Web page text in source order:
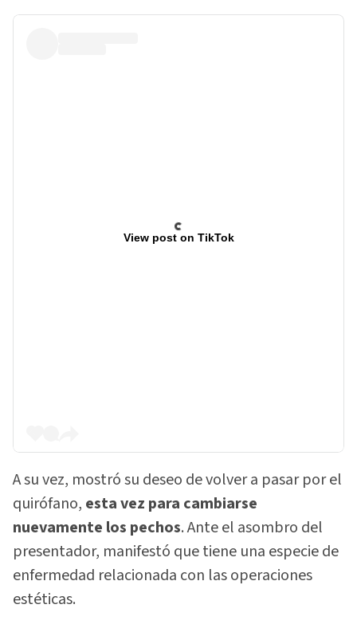
View post on TikTok
A su vez, mostró su deseo de volver a pasar por el
quirófano, esta vez para cambiarse
nuevamente los pechos. Ante el asombro del
presentador, manifestó que tiene una especie de
enfermedad relacionada con las operaciones
estéticas.